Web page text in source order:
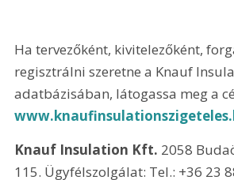
Ha tervezőként, kivitelezőként,
regisztrálni szeretne a Knauf
adatbázisában, látogassa meg a
Knauf Insulation Kft. 2058
115. Ügyfélszolgálat: Tel.: +36 23